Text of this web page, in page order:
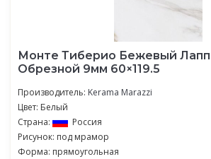
Монте Тиберио Бежевый
Обрезной 9мм 60×119.5
Производитель: Kerama Marazzi
Цвет: Белый
Страна:
Россия
Рисунок: под мрамор
Форма: прямоугольная